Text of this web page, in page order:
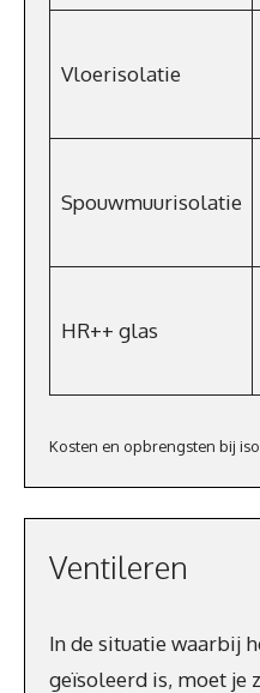
Vloerisolatie
Spouwmuurisolatie
HR++ glas
Kosten en opbrengsten bij
Ventileren
In de situatie waarbij
geïsoleerd is, moet je